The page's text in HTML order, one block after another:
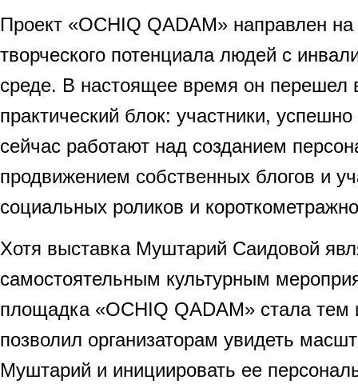
Проект «OCHIQ QADAM» направлен
творческого потенциала людей с
среде. В настоящее время он перешел
практический блок: участники,
сейчас работают над созданием
продвижением собственных блогов и
социальных роликов и
Хотя выставка Муштарий Саидовой
самостоятельным культурным
площадка «OCHIQ QADAM» стала тем
позволил организаторам увидеть
Муштарий и инициировать ее